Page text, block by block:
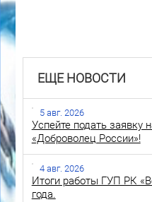
ЕЩЕ НОВОСТИ
5 авг. 2026
Успейте подать заявку
«Доброволец России»!
4 авг. 2026
Итоги работы ГУП РК
года.